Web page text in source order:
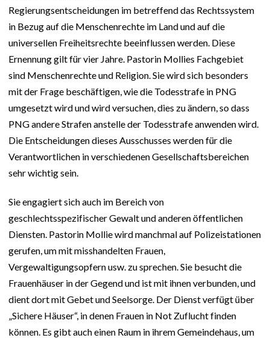
Regierungsentscheidungen im betreffend das Rechtssystem
in Bezug auf die Menschenrechte im Land und auf die
universellen Freiheitsrechte beeinflussen werden. Diese
Ernennung gilt für vier Jahre. Pastorin Mollies Fachgebiet
sind Menschenrechte und Religion. Sie wird sich besonders
mit der Frage beschäftigen, wie die Todesstrafe in PNG
umgesetzt wird und wird versuchen, dies zu ändern, so dass
PNG andere Strafen anstelle der Todesstrafe anwenden wird.
Die Entscheidungen dieses Ausschusses werden für die
Verantwortlichen in verschiedenen Gesellschaftsbereichen
sehr wichtig sein.
Sie engagiert sich auch im Bereich von
geschlechtsspezifischer Gewalt und anderen öffentlichen
Diensten. Pastorin Mollie wird manchmal auf Polizeistationen
gerufen, um mit misshandelten Frauen,
Vergewaltigungsopfern usw. zu sprechen. Sie besucht die
Frauenhäuser in der Gegend und ist mit ihnen verbunden, und
dient dort mit Gebet und Seelsorge. Der Dienst verfügt über
„Sichere Häuser“, in denen Frauen in Not Zuflucht finden
können. Es gibt auch einen Raum in ihrem Gemeindehaus, um